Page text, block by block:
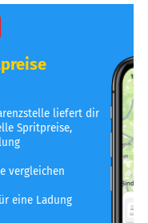
liefert dir
Spritpreise,
vergleichen
eine Ladung